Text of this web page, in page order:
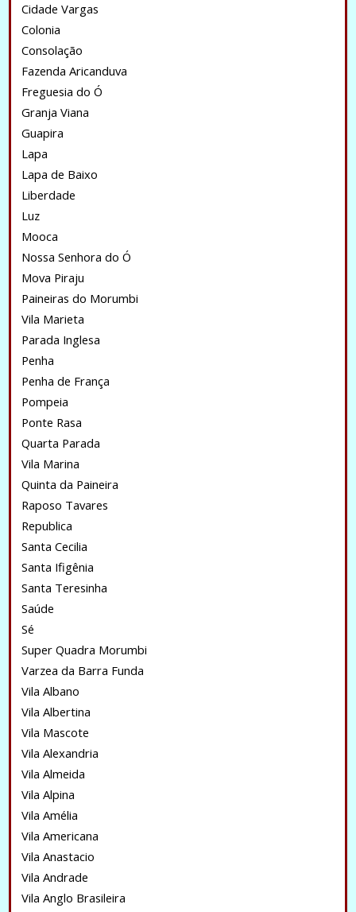
Cidade Vargas
Colonia
Consolação
Fazenda Aricanduva
Freguesia do Ó
Granja Viana
Guapira
Lapa
Lapa de Baixo
Liberdade
Luz
Mooca
Nossa Senhora do Ó
Mova Piraju
Paineiras do Morumbi
Vila Marieta
Parada Inglesa
Penha
Penha de França
Pompeia
Ponte Rasa
Quarta Parada
Vila Marina
Quinta da Paineira
Raposo Tavares
Republica
Santa Cecilia
Santa Ifigênia
Santa Teresinha
Saúde
Sé
Super Quadra Morumbi
Varzea da Barra Funda
Vila Albano
Vila Albertina
Vila Mascote
Vila Alexandria
Vila Almeida
Vila Alpina
Vila Amélia
Vila Americana
Vila Anastacio
Vila Andrade
Vila Anglo Brasileira